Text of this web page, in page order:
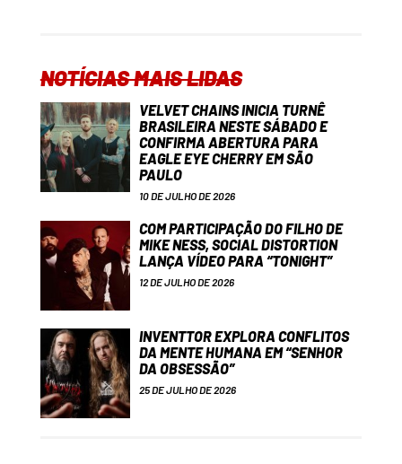
NOTÍCIAS MAIS LIDAS
VELVET CHAINS INICIA TURNÊ
BRASILEIRA NESTE SÁBADO E
CONFIRMA ABERTURA PARA
EAGLE EYE CHERRY EM SÃO
PAULO
10 DE JULHO DE 2026
COM PARTICIPAÇÃO DO FILHO DE
MIKE NESS, SOCIAL DISTORTION
LANÇA VÍDEO PARA “TONIGHT”
12 DE JULHO DE 2026
INVENTTOR EXPLORA CONFLITOS
DA MENTE HUMANA EM “SENHOR
DA OBSESSÃO”
25 DE JULHO DE 2026